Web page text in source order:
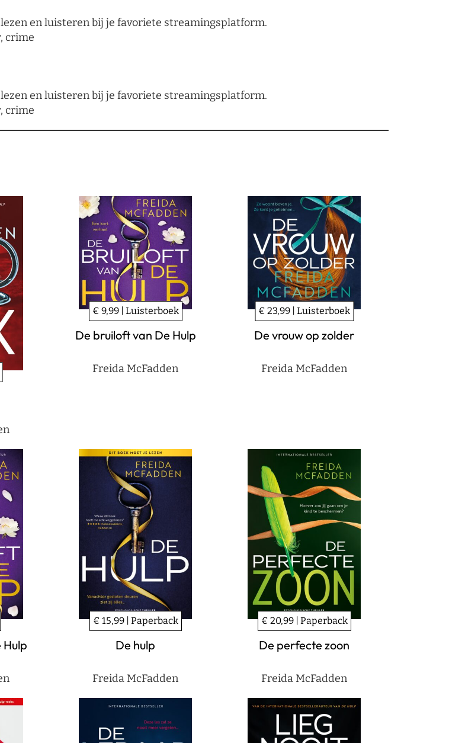
en luisteren bij je favoriete streamingsplatform.
crime
en luisteren bij je favoriete streamingsplatform.
crime
€ 9,99 | Luisterboek
De bruiloft van De Hulp
Freida McFadden
€ 23,99 | Luisterboek
De vrouw op zolder
Freida McFadden
€ 15,99 | Paperback
De hulp
Freida McFadden
€ 20,99 | Paperback
De perfecte zoon
Freida McFadden